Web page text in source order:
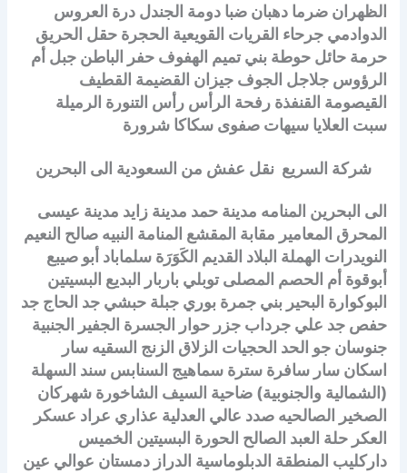
الظهران ضرما دهبان ضبا دومة الجندل درة العروس
الدوادمي جرحاء القريات القويعية الحجرة حقل الحريق
حرمة حائل حوطة بني تميم الهفوف حفر الباطن جبل أم
الرؤوس جلاجل الجوف جيزان القضيمة القطيف
القيصومة القنفذة رفحة الرأس رأس التنورة الرميلة
سبت العلايا سيهات صفوى سكاكا شرورة
شركة السريع نقل عفش من السعودية الى البحرين
الى البحرين المنامه مدينة حمد مدينة زايد مدينة عيسى
المحرق المعامير مقابة المقشع المنامة النبيه صالح النعيم
النويدرات الهملة البلاد القديم الكَوَرَة سلماباد أبو صيبع
أبوقوة أم الحصم المصلى توبلي باربار البديع البسيتين
البوكوارة البحير بني جمرة بوري جبلة حبشي جد الحاج جد
حفص جد علي جرداب جزر حوار الجسرة الجفير الجنبية
جنوسان جو الحد الحجيات الزلاق الزنج السقيه سار
اسكان سار سافرة سترة سماهيج السنابس سند السهلة
(الشمالية والجنوبية) ضاحية السيف الشاخورة شهركان
الصخير الصالحيه صدد عالي العدلية عذاري عراد عسكر
العكر حلة العبد الصالح الحورة البسيتين الخميس
داركليب المنطقة الدبلوماسية الدراز دمستان عوالي عين